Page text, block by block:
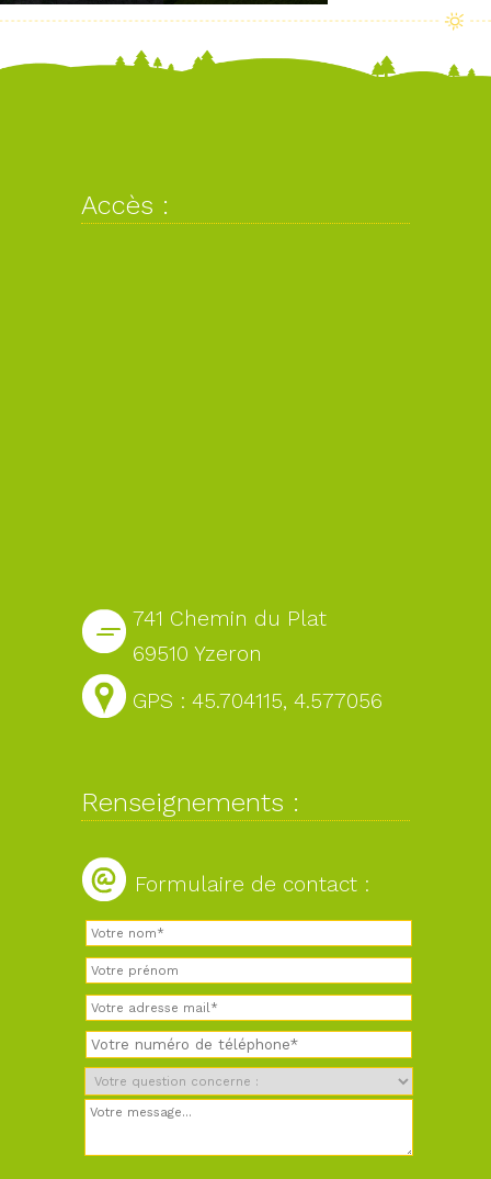
Accès :
741 Chemin du Plat
69510 Yzeron
GPS : 45.704115, 4.577056
Renseignements :
Formulaire de contact :